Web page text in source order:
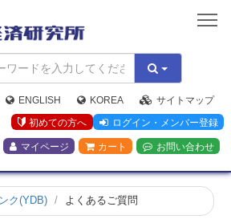
矢
野
経
済
研
究
所
ENGLISH KOREA
サイトマップ
初めての方へ
ログイン・メンバー登録
マイページ カート お問い合わせ
ク(YDB) よくあるご質問